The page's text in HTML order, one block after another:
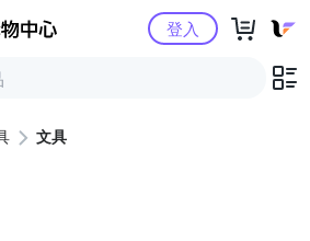
Yahoo購物中心登入
文具